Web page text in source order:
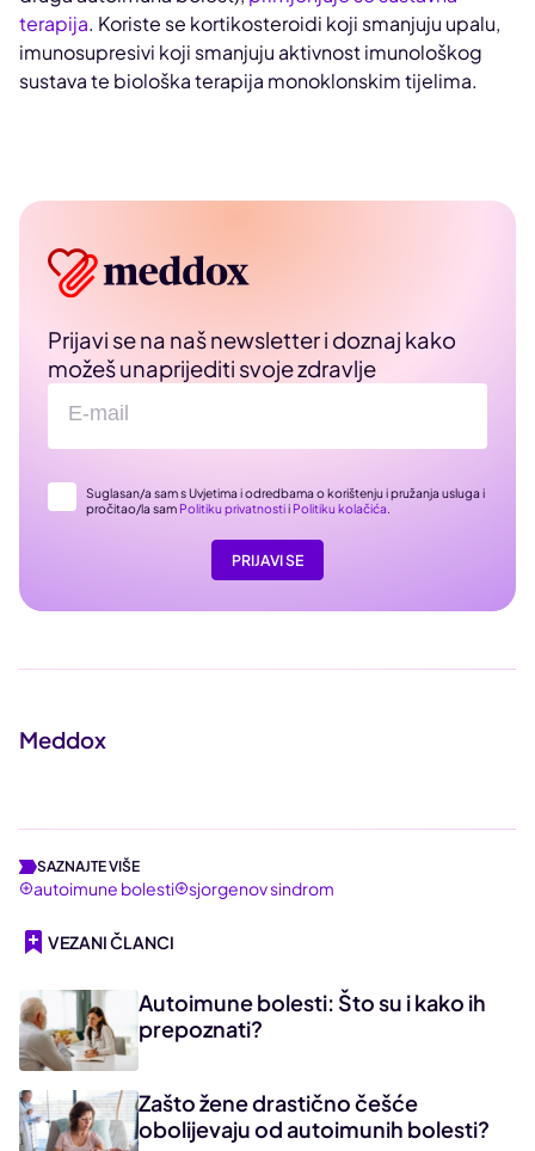
terapija. Koriste se kortikosteroidi koji smanjuju upalu,
imunosupresivi koji smanjuju aktivnost imunološkog
sustava te biološka terapija monoklonskim tijelima.
Prijavi se na naš newsletter i doznaj kako
možeš unaprijediti svoje zdravlje
Suglasan/a sam s Uvjetima i odredbama o korištenju i pružanja usluga i
pročitao/la sam Politiku privatnostii Politiku kolačića.
PRIJAVI SE
Meddox
SAZNAJTE VIŠE
autoimune bolesti sjorgenov sindrom
VEZANI ČLANCI
Autoimune bolesti: Što su i kako ih
prepoznati?
Zašto žene drastično češće
obolijevaju od autoimunih bolesti?